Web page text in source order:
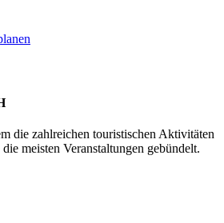
die zahlreichen touristischen Aktivitäten
meisten Veranstaltungen gebündelt.